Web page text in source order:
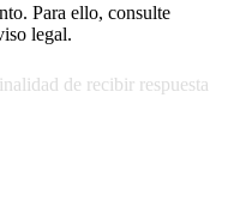
Para ello, consulte
legal.
de recibir respuesta